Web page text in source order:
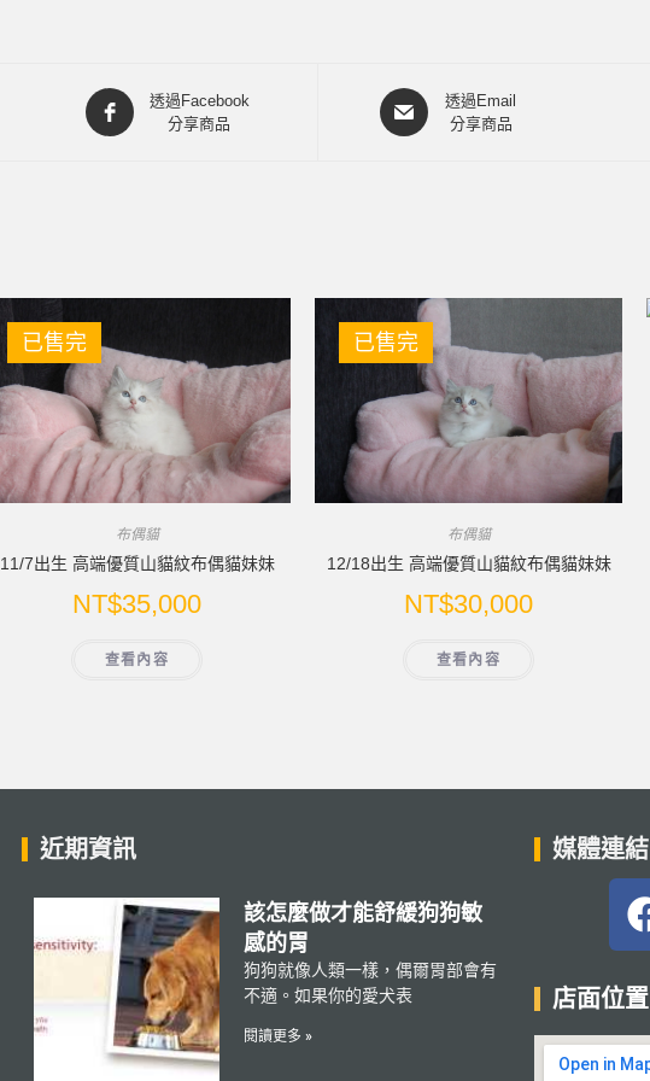
透過Facebook
分享商品
透過Email
分享商品
已售完
布偶貓
11/7出生 高端優質山貓紋布偶貓妹妹
NT$35,000
查看內容
已售完
布偶貓
12/18出生 高端優質山貓紋布偶貓妹妹
NT$30,000
查看內容
近期資訊
該怎麼做才能舒緩狗狗敏
感的胃
狗狗就像人類一樣，偶爾胃部會有
不適。如果你的愛犬表
閱讀更多 »
媒體連結
店面位置